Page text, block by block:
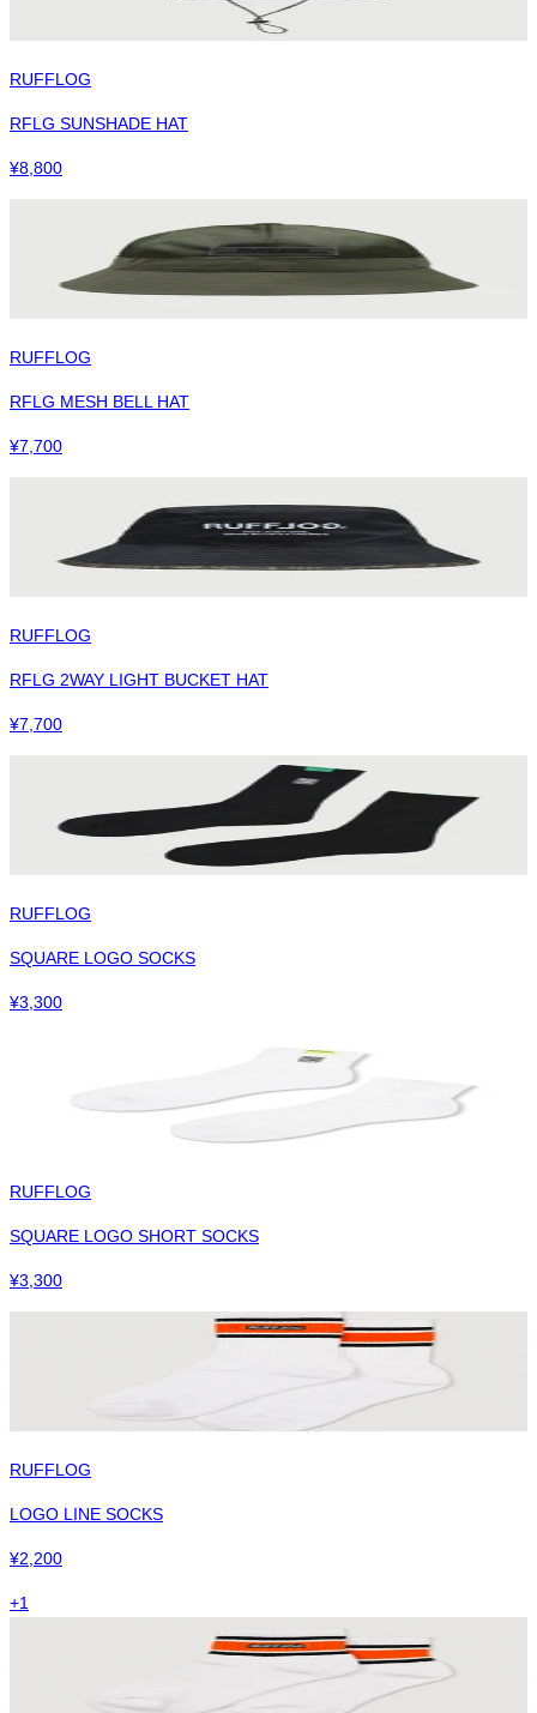
RUFFLOG
RFLG SUNSHADE HAT
¥8,800
RUFFLOG
RFLG MESH BELL HAT
¥7,700
RUFFLOG
RFLG 2WAY LIGHT BUCKET HAT
¥7,700
RUFFLOG
SQUARE LOGO SOCKS
¥3,300
RUFFLOG
SQUARE LOGO SHORT SOCKS
¥3,300
RUFFLOG
LOGO LINE SOCKS
¥2,200
+1